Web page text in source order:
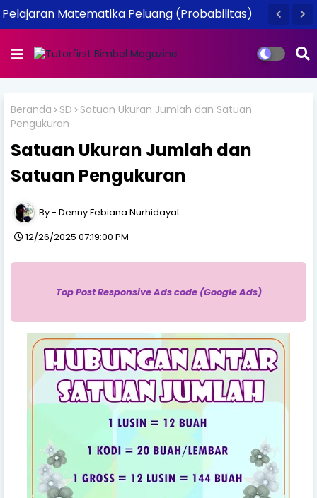
Pelajaran Matematika Peluang (Probabilitas)
Beranda SD
Satuan Ukuran Jumlah dan Satuan
Pengukuran
Satuan Ukuran Jumlah dan
Satuan Pengukuran
Denny Febiana Nurhidayat
12/26/2025 07:19:00 PM
Top Post Responsive Ads code (Google Ads)